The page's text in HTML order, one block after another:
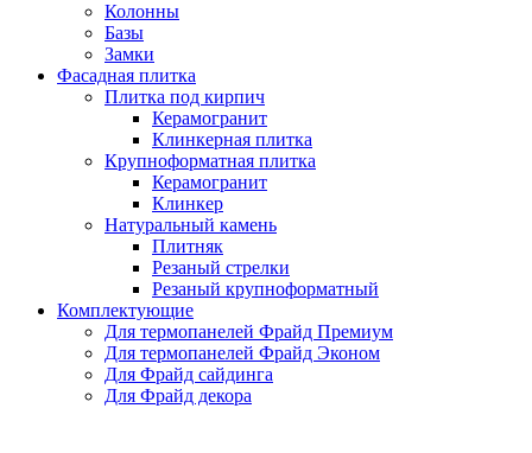
Колонны
Базы
Замки
Фасадная плитка
Плитка под кирпич
Керамогранит
Клинкерная плитка
Крупноформатная плитка
Керамогранит
Клинкер
Натуральный камень
Плитняк
Резаный стрелки
Резаный крупноформатный
Комплектующие
Для термопанелей Фрайд Премиум
Для термопанелей Фрайд Эконом
Для Фрайд сайдинга
Для Фрайд декора